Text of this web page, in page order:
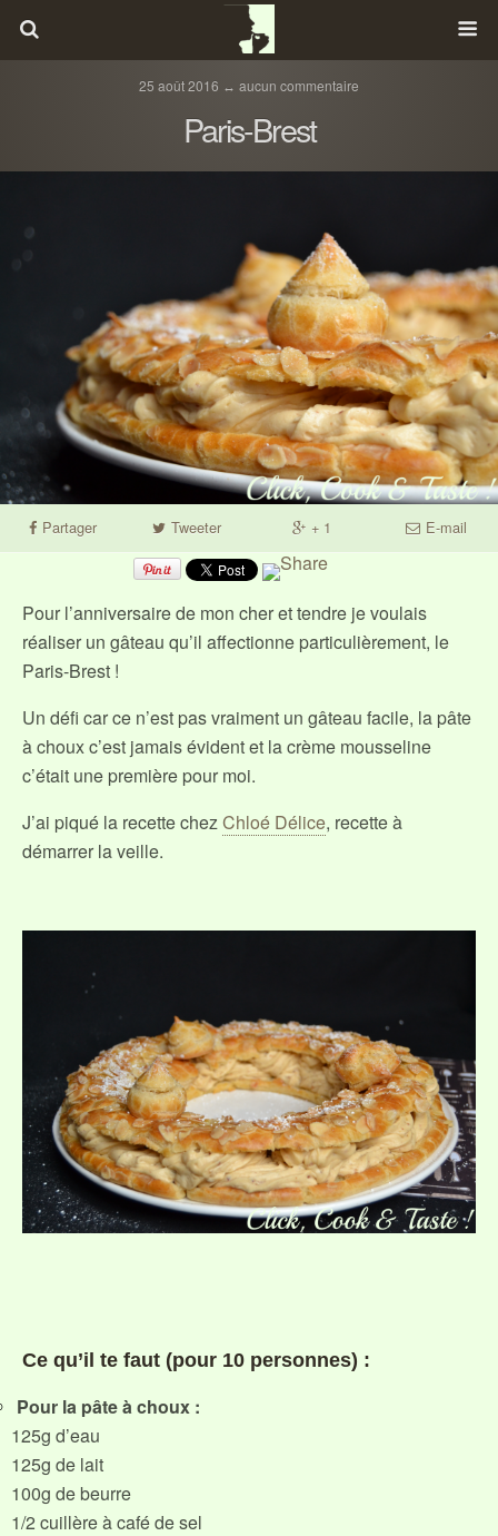
25 août 2016 ↔ aucun commentaire
Paris-Brest
Partager Tweeter + 1 E-mail
Pour l’anniversaire de mon cher et tendre je voulais
réaliser un gâteau qu’il affectionne particulièrement, le
Paris-Brest !
Un défi car ce n’est pas vraiment un gâteau facile, la pâte
à choux c’est jamais évident et la crème mousseline
c’était une première pour moi.
J’ai piqué la recette chezChloé Délice, recette à
démarrer la veille.
Ce qu’il te faut (pour 10 personnes) :
Pour la pâte à choux :
125g d’eau
125g de lait
100g de beurre
1/2 cuillère à café de sel